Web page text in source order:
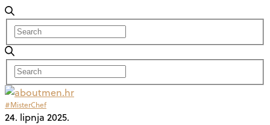
#MisterChef
24. lipnja 2025.